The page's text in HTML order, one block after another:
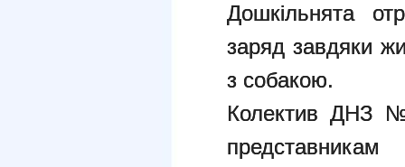
Дошкільнята
заряд завдяки
з собакою.
Колектив ДНЗ